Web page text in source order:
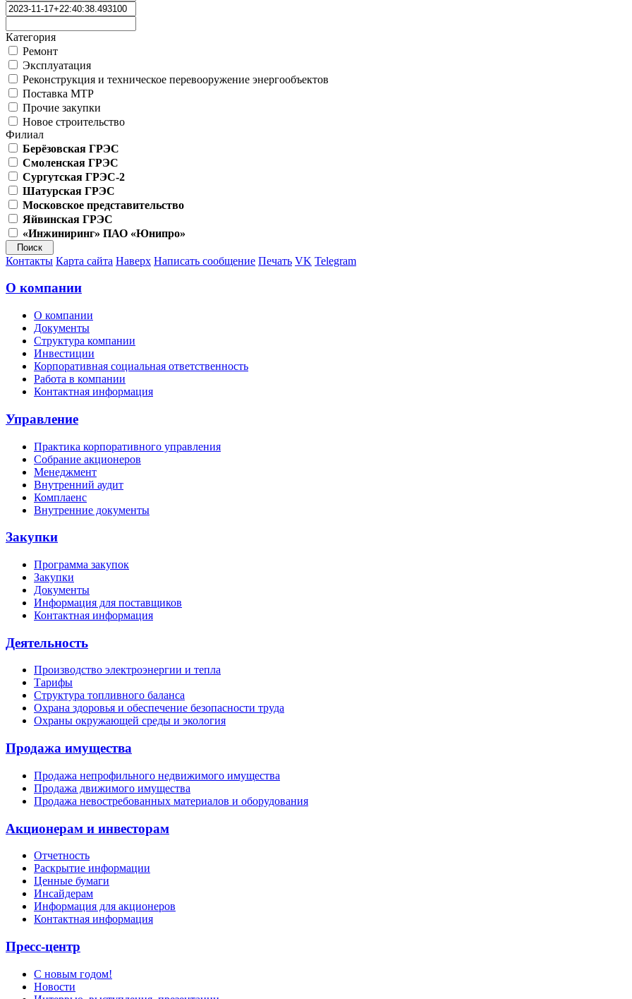
Категория
Ремонт
Эксплуатация
Реконструкция и техническое перевооружение энергообъектов
Поставка МТР
Прочие закупки
Новое строительство
Филиал
Берёзовская ГРЭС
Смоленская ГРЭС
Сургутская ГРЭС-2
Шатурская ГРЭС
Московское представительство
Яйвинская ГРЭС
«Инжиниринг» ПАО «Юнипро»
Контакты Карта сайта Наверх Написать сообщение Печать VK Telegram
О компании
О компании
Документы
Структура компании
Инвестиции
Корпоративная социальная ответственность
Работа в компании
Контактная информация
Управление
Практика корпоративного управления
Собрание акционеров
Менеджмент
Внутренний аудит
Комплаенс
Внутренние документы
Закупки
Программа закупок
Закупки
Документы
Информация для поставщиков
Контактная информация
Деятельность
Производство электроэнергии и тепла
Тарифы
Структура топливного баланса
Охрана здоровья и обеспечение безопасности труда
Охраны окружающей среды и экология
Продажа имущества
Продажа непрофильного недвижимого имущества
Продажа движимого имущества
Продажа невостребованных материалов и оборудования
Акционерам и инвесторам
Отчетность
Раскрытие информации
Ценные бумаги
Инсайдерам
Информация для акционеров
Контактная информация
Пресс-центр
С новым годом!
Новости